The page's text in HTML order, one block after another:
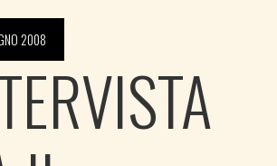
2008